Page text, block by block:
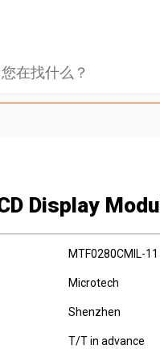
Display
MTF0280CMIL-11
Microtech
Shenzhen
T/T in advance